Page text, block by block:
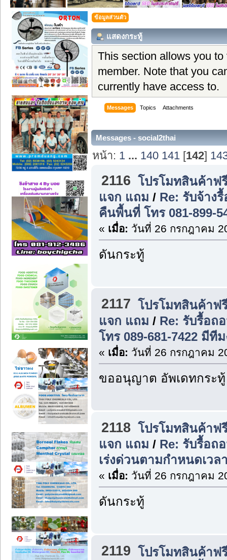
ข้อมูลส่วนตัว
แสดงกระทู้
This section allows you
member. Note that you
currently have access to.
Messages Topics Attachments
Messages - social2thai
หน้า: 1 ... 140 141 [142]
2116 โปรโมทสินค้าฟ
แจก แถม / Re: รับจ้าง
คืนพื้นที่ โทร 081-899-
« เมื่อ: วันที่ 26 กรกฎาคม
ดันกระทู้
2117 โปรโมทสินค้าฟ
แจก แถม / Re: รับรื้อถ
โทร 089-681-7422 มี
« เมื่อ: วันที่ 26 กรกฎาคม
ขออนุญาต อัพเดทกระทู้
2118 โปรโมทสินค้าฟ
แจก แถม / Re: รับรื้อถ
เร่งด่วนตามกำหนดเวล
« เมื่อ: วันที่ 26 กรกฎาคม
ดันกระทู้
2119 โปรโมทสินค้าฟ